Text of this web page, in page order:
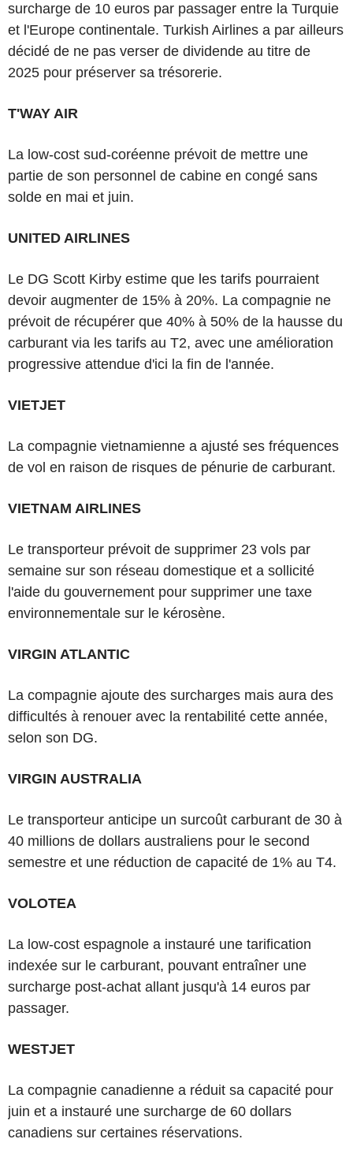
surcharge de 10 euros par passager entre la Turquie
et l'Europe continentale. Turkish Airlines a par ailleurs
décidé de ne pas verser de dividende au titre de
2025 pour préserver sa trésorerie.
T'WAY AIR
La low-cost sud-coréenne prévoit de mettre une
partie de son personnel de cabine en congé sans
solde en mai et juin.
UNITED AIRLINES
Le DG Scott Kirby estime que les tarifs pourraient
devoir augmenter de 15% à 20%. La compagnie ne
prévoit de récupérer que 40% à 50% de la hausse du
carburant via les tarifs au T2, avec une amélioration
progressive attendue d'ici la fin de l'année.
VIETJET
La compagnie vietnamienne a ajusté ses fréquences
de vol en raison de risques de pénurie de carburant.
VIETNAM AIRLINES
Le transporteur prévoit de supprimer 23 vols par
semaine sur son réseau domestique et a sollicité
l'aide du gouvernement pour supprimer une taxe
environnementale sur le kérosène.
VIRGIN ATLANTIC
La compagnie ajoute des surcharges mais aura des
difficultés à renouer avec la rentabilité cette année,
selon son DG.
VIRGIN AUSTRALIA
Le transporteur anticipe un surcoût carburant de 30 à
40 millions de dollars australiens pour le second
semestre et une réduction de capacité de 1% au T4.
VOLOTEA
La low-cost espagnole a instauré une tarification
indexée sur le carburant, pouvant entraîner une
surcharge post-achat allant jusqu'à 14 euros par
passager.
WESTJET
La compagnie canadienne a réduit sa capacité pour
juin et a instauré une surcharge de 60 dollars
canadiens sur certaines réservations.